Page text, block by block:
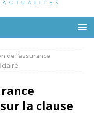
de l’assurance
la clause